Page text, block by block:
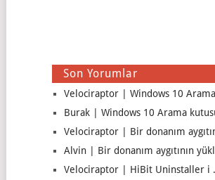
Son Yorumlar
Velociraptor | Windows 10
Burak | Windows 10 Arama
Velociraptor | Bir donanım
Alvin | Bir donanım aygıtının
Velociraptor | HiBit Uninstaller i